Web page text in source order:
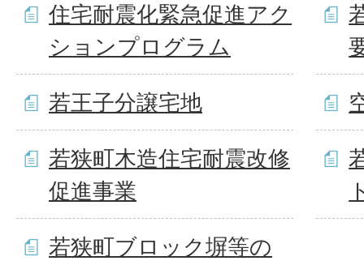
住宅耐震化緊急促進アク
ションプログラム
若王子分譲宅地
若狭町木造住宅耐震改修
促進事業
若狭町ブロック塀等の